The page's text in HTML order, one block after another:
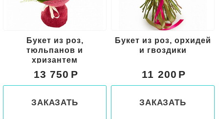
Букет из роз, орхидей
и гвоздики
11 200
ЗАКАЗАТЬ
Букет из роз,
тюльпанов и
хризантем
13 750
ЗАКАЗАТЬ